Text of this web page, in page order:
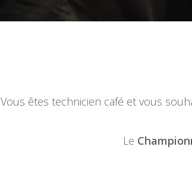
Vous êtes technicien café et vous
Le